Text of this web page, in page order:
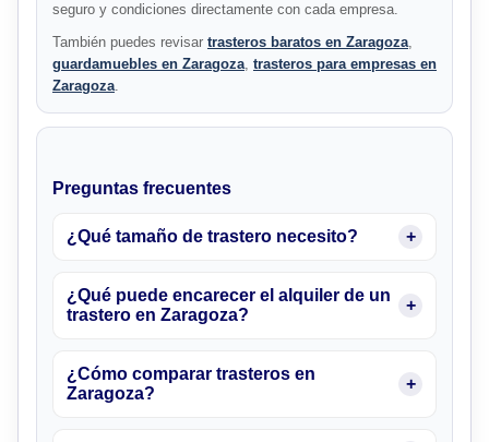
seguro y condiciones directamente con cada empresa.
También puedes revisar trasteros baratos en Zaragoza,
guardamuebles en Zaragoza, trasteros para empresas en
Zaragoza.
Preguntas frecuentes
¿Qué tamaño de trastero necesito?
¿Qué puede encarecer el alquiler de un
trastero en Zaragoza?
¿Cómo comparar trasteros en
Zaragoza?